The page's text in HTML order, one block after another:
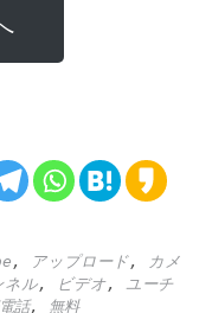
, アップロード,
カメ
ネル, ビデオ,
ユーチ
話, 無料